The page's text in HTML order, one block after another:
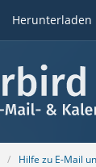
Herunterladen
Hilfe zu E-Mail